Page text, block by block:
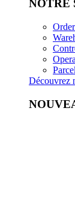
NOTRE
Découvrez